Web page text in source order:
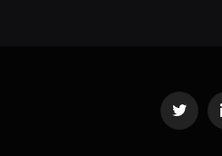
Twitter